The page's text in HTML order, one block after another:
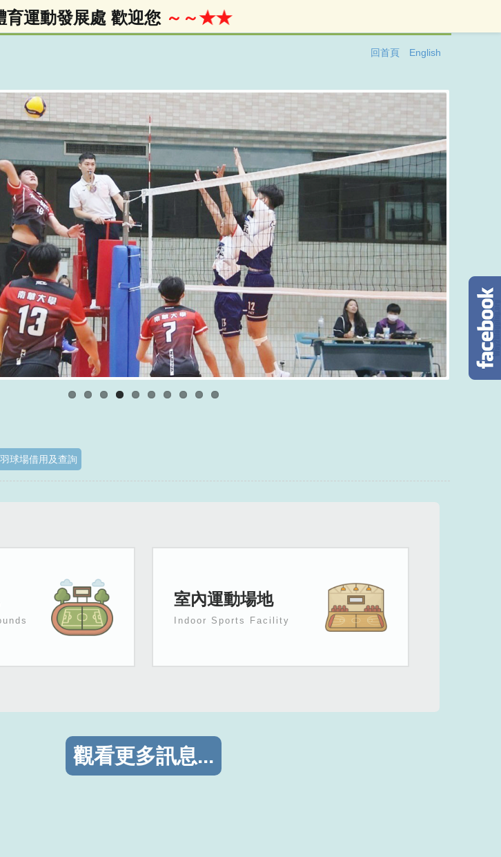
回首頁 English
羽球場借用及查詢
室內運動場地
Indoor Sports Facility
觀看更多訊息...
運動發展處 歡迎您～～★★